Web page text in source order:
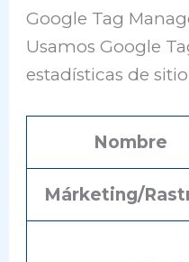
Google Tag
Usamos Google
estadísticas de
Nombre
Márketing/